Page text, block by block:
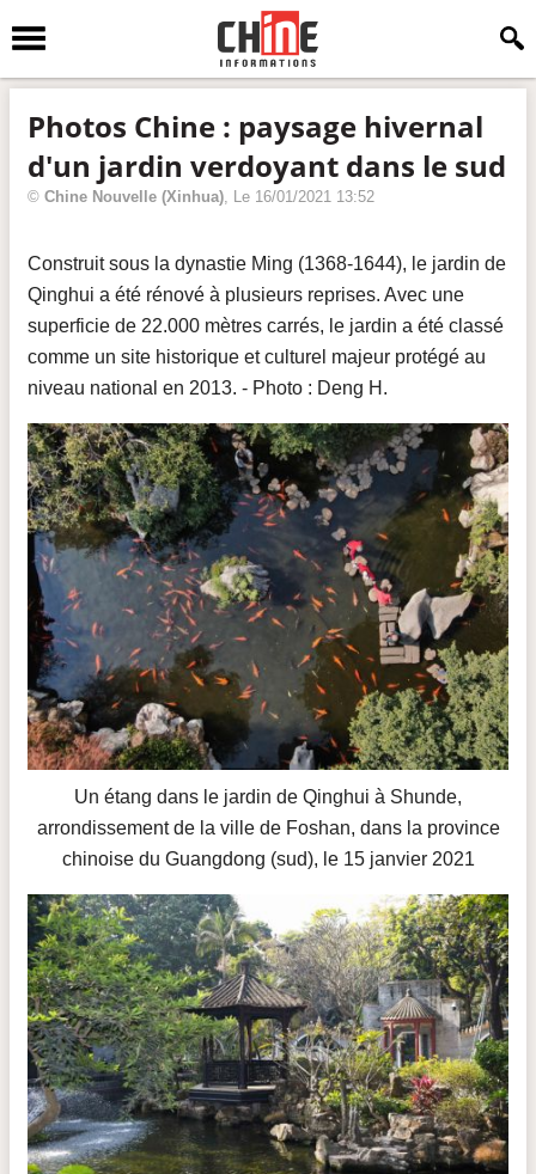
Photos Chine : paysage hivernal
d'un jardin verdoyant dans le sud
© Chine Nouvelle (Xinhua), Le 16/01/2021 13:52
Construit sous la dynastie Ming (1368-1644), le jardin de
Qinghui a été rénové à plusieurs reprises. Avec une
superficie de 22.000 mètres carrés, le jardin a été classé
comme un site historique et culturel majeur protégé au
niveau national en 2013. - Photo : Deng H.
Un étang dans le jardin de Qinghui à Shunde,
arrondissement de la ville de Foshan, dans la province
chinoise du Guangdong (sud), le 15 janvier 2021